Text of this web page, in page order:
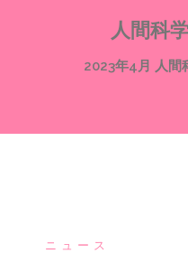
人間科
2023年4月 人間
ニュース